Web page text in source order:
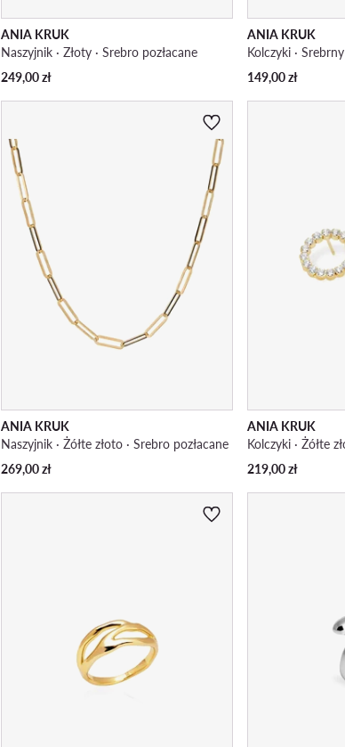
ANIA KRUK
Naszyjnik · Złoty · Srebro pozłacane
249,00zł
ANIA KRUK
Kolczyki ·
149,00zł
ANIA KRUK
Naszyjnik · Żółte złoto · Srebro pozłacane
269,00zł
ANIA KRUK
Kolczyki · Żółte
219,00zł